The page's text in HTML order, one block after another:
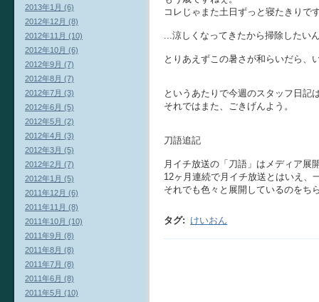
コレじゃまた土日ずっと寝たきりで
...涼しくなってきたから掃除したい
とりあえずこの暑さが和らいだら、
というあたりで今週のスタッフ日記
それではまた、ごきげんよう。
刀語追記
月イチ放送の「刀語」はメディア展
12ヶ月連続で月イチ放送とはいえ、
それでも色々と展開しているのをち
タグ: けいおん
2013年1月 (6)
2012年12月 (8)
2012年11月 (10)
2012年10月 (6)
2012年9月 (7)
2012年8月 (7)
2012年7月 (3)
2012年6月 (5)
2012年5月 (2)
2012年4月 (3)
2012年3月 (5)
2012年2月 (7)
2012年1月 (5)
2011年12月 (6)
2011年11月 (8)
2011年10月 (10)
2011年9月 (8)
2011年8月 (8)
2011年7月 (8)
2011年6月 (8)
2011年5月 (10)